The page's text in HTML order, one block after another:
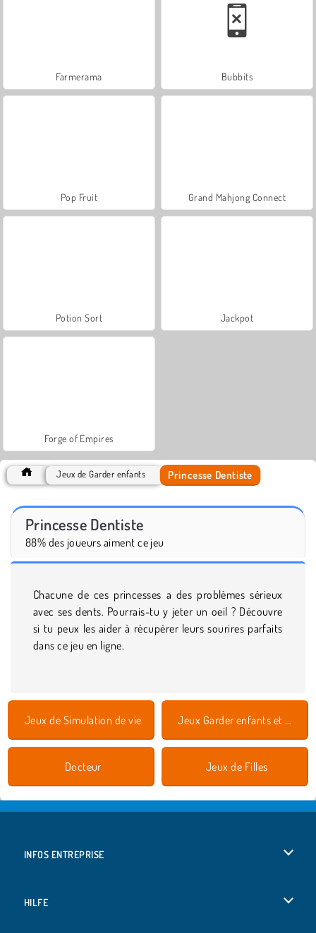
Farmerama Bubbits
Pop Fruit Grand Mahjong Connect
Potion Sort Jackpot
Forge of Empires
Jeux de Garder enfants Princesse Dentiste
Princesse Dentiste
88% des joueurs aiment ce jeu
Chacune de ces princesses a des problèmes sérieux
avec ses dents. Pourrais-tu y jeter un oeil ? Découvre
si tu peux les aider à récupérer leurs sourires parfaits
dans ce jeu en ligne.
Jeux de Simulation de vie Jeux Garder enfants et animaux
Docteur Jeux de Filles
INFOS ENTREPRISE
HILFE